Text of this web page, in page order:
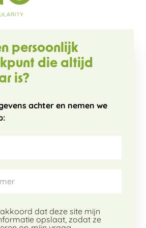
persoonlijk
die altijd
is?
achter en nemen we
dat deze site mijn
opslaat, zodat ze